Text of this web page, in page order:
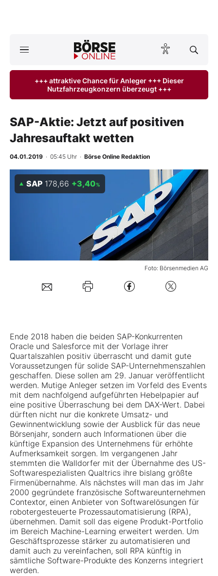
ktuelle Ausgabe BÖRSE ONLINE lesen
Anlageprodukte
Finanz-Check
BO-Musterdepots
Kontakt
+++ attraktive Chance für Anleger +++ Dieser
Nutzfahrzeugkonzern überzeugt +++
SAP-Aktie: Jetzt auf positiven
Jahresauftakt wetten
04.01.2019 · 05:45 Uhr · Börse Online Redaktion
Foto: Börsenmedien AG
SAP 178,66 +3,40%
Ende 2018 haben die beiden SAP-Konkurrenten
Oracle und Salesforce mit der Vorlage ihrer
Quartalszahlen positiv überrascht und damit gute
Voraussetzungen für solide SAP-Unternehmenszahlen
geschaffen. Diese sollen am 29. Januar veröffentlicht
werden. Mutige Anleger setzen im Vorfeld des Events
mit dem nachfolgend aufgeführten Hebelpapier auf
eine positive Überraschung bei dem DAX-Wert. Dabei
dürften nicht nur die konkrete Umsatz- und
Gewinnentwicklung sowie der Ausblick für das neue
Börsenjahr, sondern auch Informationen über die
künftige Expansion des Unternehmens für erhöhte
Aufmerksamkeit sorgen. Im vergangenen Jahr
stemmten die Walldorfer mit der Übernahme des US-
Softwarespezialisten Qualtrics ihre bislang größte
Firmenübernahme. Als nächstes will man das im Jahr
2000 gegründete französische Softwareunternehmen
Contextor, einen Anbieter von Softwarelösungen für
robotergesteuerte Prozessautomatisierung (RPA),
übernehmen. Damit soll das eigene Produkt-Portfolio
im Bereich Machine-Learning erweitert werden. Um
Geschäftsprozesse stärker zu automatisieren und
damit auch zu vereinfachen, soll RPA künftig in
sämtliche Software-Produkte des Konzerns integriert
werden.